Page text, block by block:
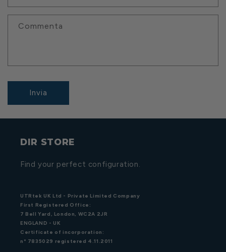
Commenta
Invia
DIR STORE
Find your perfect configuration.
UTRtek UK Ltd - Private Limited Company
First Registered Office:
7 Bell Yard, London, WC2A 2JR
ENGLAND - UK
Certificate of incorporation:
n° 7835029 registered 4.11.2011